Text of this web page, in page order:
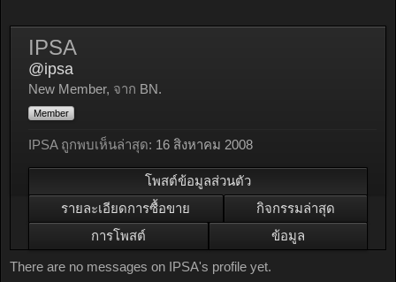
IPSA
@ipsa
New Member, จาก BN.
Member
IPSA ถูกพบเห็นล่าสุด: 16 สิงหาคม 2008
โพสต์ข้อมูลส่วนตัว
รายละเอียดการซื้อขาย
กิจกรรมล่าสุด
การโพสต์
ข้อมูล
There are no messages on IPSA's profile yet.